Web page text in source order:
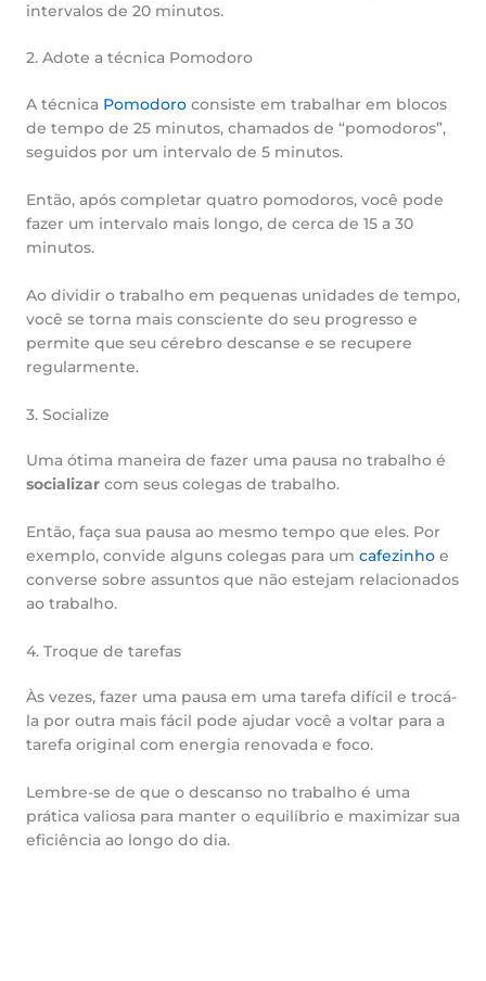
intervalos de 20 minutos.
2. Adote a técnica Pomodoro
A técnica Pomodoro consiste em trabalhar em blocos
de tempo de 25 minutos, chamados de “pomodoros”,
seguidos por um intervalo de 5 minutos.
Então, após completar quatro pomodoros, você pode
fazer um intervalo mais longo, de cerca de 15 a 30
minutos.
Ao dividir o trabalho em pequenas unidades de tempo,
você se torna mais consciente do seu progresso e
permite que seu cérebro descanse e se recupere
regularmente.
3. Socialize
Uma ótima maneira de fazer uma pausa no trabalho é
socializar com seus colegas de trabalho.
Então, faça sua pausa ao mesmo tempo que eles. Por
exemplo, convide alguns colegas para um cafezinho e
converse sobre assuntos que não estejam relacionados
ao trabalho.
4. Troque de tarefas
Às vezes, fazer uma pausa em uma tarefa difícil e trocá-
la por outra mais fácil pode ajudar você a voltar para a
tarefa original com energia renovada e foco.
Lembre-se de que o descanso no trabalho é uma
prática valiosa para manter o equilíbrio e maximizar sua
eficiência ao longo do dia.